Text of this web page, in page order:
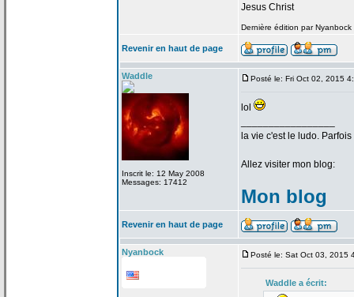
Jesus Christ
Dernière édition par
Revenir en haut de page
Waddle
Inscrit le: 12 May 2008
Messages: 17412
Posté le: Fri Oct 02, 2015
lol
la vie c'est le ludo.
Allez visiter mon blog:
Mon blog
Revenir en haut de page
Nyanbock Posté le: Sat Oct 03, 2015
Waddle a écrit: